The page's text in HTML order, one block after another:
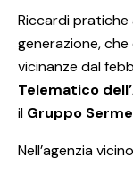
Riccardi pratiche
generazione,
vicinanze dal
Telematico
il Gruppo
Nell’agenzia